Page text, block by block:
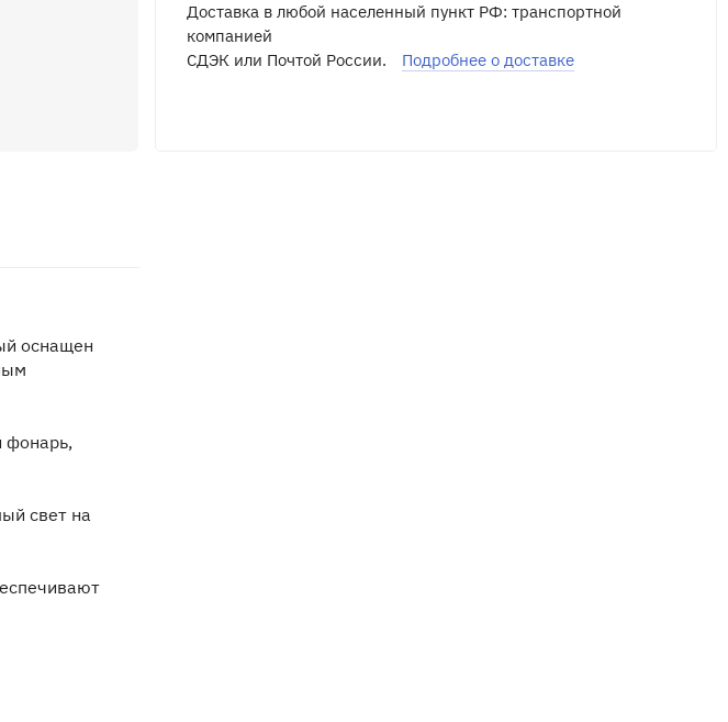
Доставка в любой населенный пункт РФ: транспортной
компанией
СДЭК или Почтой России.
Подробнее о доставке
оснащен
фонарь,
свет на